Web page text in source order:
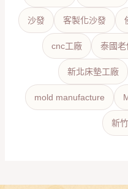
沙發 客製化沙發
cnc工廠 泰國老
新北床墊工廠
mold manufacture
新